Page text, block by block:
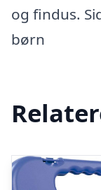
og findus.
børn